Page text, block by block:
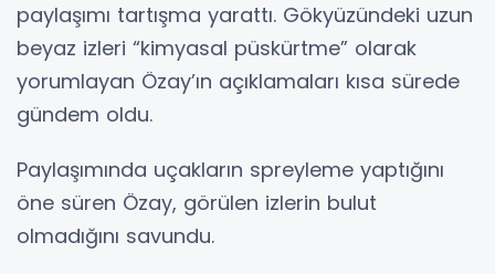
paylaşımı tartışma yarattı. Gökyüzündeki uzun
beyaz izleri “kimyasal püskürtme” olarak
yorumlayan Özay’ın açıklamaları kısa sürede
gündem oldu.
Paylaşımında uçakların spreyleme yaptığını
öne süren Özay, görülen izlerin bulut
olmadığını savundu.